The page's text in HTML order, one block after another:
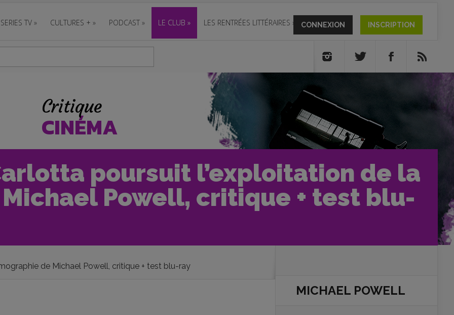
SERIES TV » CULTURES + » PODCAST » LE CLUB » LES RENTRÉES LITTÉRAIRES » CONNEXION INSCRIPTION
Critique
CINÉMA
poursuit l’exploitation de la
Powell, critique + test blu-
de Michael Powell, critique + test blu-ray
MICHAEL POWELL